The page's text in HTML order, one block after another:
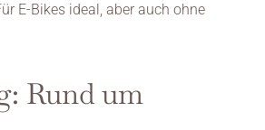
E-Bikes ideal, aber auch ohne
Rund um